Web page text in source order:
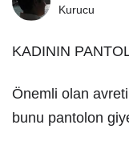
Kurucu
KADININ
Önemli olan
bunu pantolon